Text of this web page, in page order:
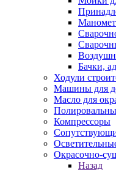
Бачки,
Ходули
Машины для
Масло для
Компрессоры
Окрасочно-
Назад